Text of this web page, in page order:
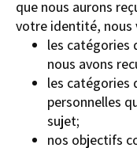
que nous aurons
votre identité, nous
les catégories
nous avons
les catégories
personnelles
sujet;
nos objectifs